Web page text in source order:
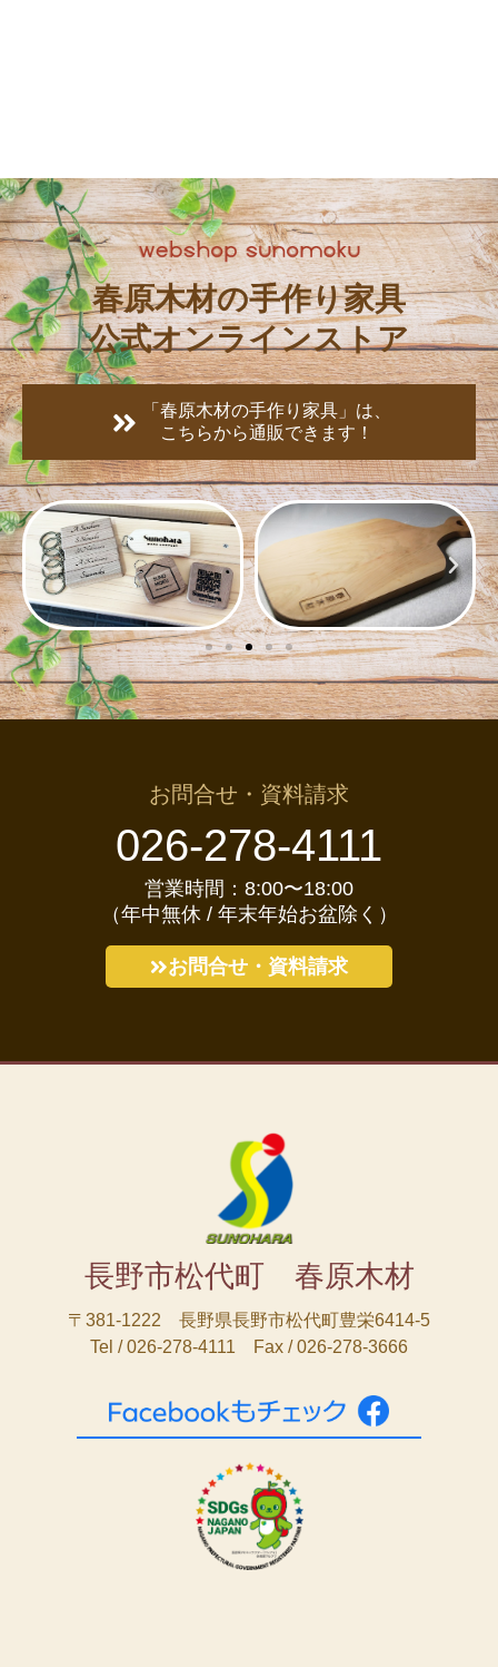
春原木材の手作り家具
公式オンラインストア
「春原木材の手作り家具」は、
こちらから通販できます！
お問合せ・資料請求
026-278-4111
営業時間：8:00〜18:00
（年中無休 / 年末年始お盆除く）
お問合せ・資料請求
長野市松代町 春原木材
〒381-1222 長野県長野市松代町豊栄6414-5
Tel / 026-278-4111 Fax / 026-278-3666